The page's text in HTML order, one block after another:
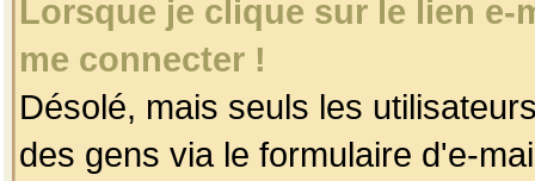
Lorsque je clique sur le lien
me connecter !
Désolé, mais seuls les
des gens via le formulaire d'e-